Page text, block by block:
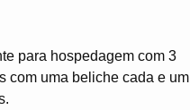
para hospedagem com 3
com uma beliche cada e um